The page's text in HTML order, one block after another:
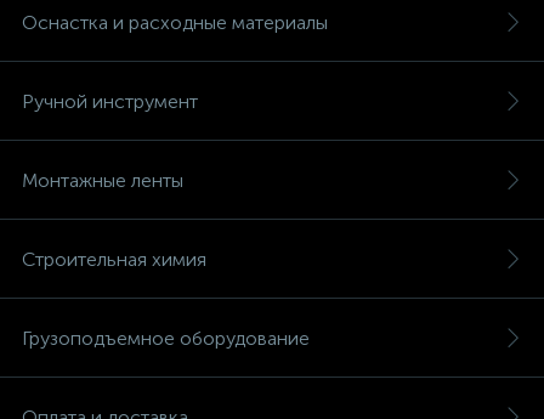
Оснастка и расходные материалы
Ручной инструмент
Монтажные ленты
Строительная химия
Грузоподъемное оборудование